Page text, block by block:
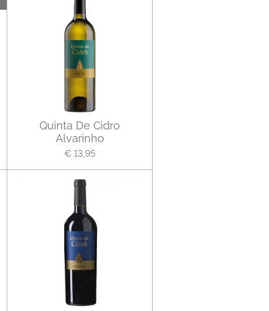
Quinta De Cidro
Alvarinho
€ 13,95